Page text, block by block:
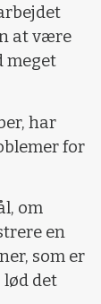
at være
meget
har
for
om
en
som er
det